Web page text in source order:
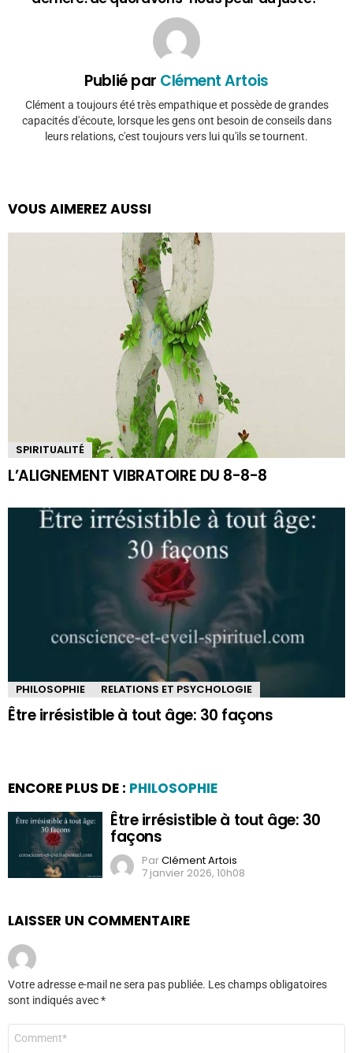
Publié par Clément Artois
Clément a toujours été très empathique et possède de grandes
capacités d'écoute, lorsque les gens ont besoin de conseils dans
leurs relations, c'est toujours vers lui qu'ils se tournent.
VOUS AIMEREZ AUSSI
SPIRITUALITÉ
L’ALIGNEMENT VIBRATOIRE DU 8-8-8
PHILOSOPHIE RELATIONS ET PSYCHOLOGIE
Être irrésistible à tout âge: 30 façons
ENCORE PLUS DE : PHILOSOPHIE
Être irrésistible à tout âge: 30
façons
ParClément Artois
7 janvier 2026, 10h08
LAISSER UN COMMENTAIRE
Votre adresse e-mail ne sera pas publiée. Les champs obligatoires
sont indiqués avec*
Commentaire